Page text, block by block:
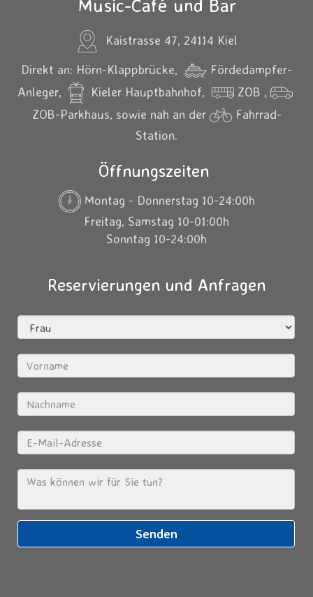
Music-Café und Bar
Kaistrasse 47, 24114 Kiel
Direkt an: Hörn-Klappbrücke,
Fördedampfer-
Anleger,
Kieler Hauptbahnhof,
ZOB ,
ZOB-Parkhaus, sowie nah an der
Fahrrad-
Station.
Öffnungszeiten
Montag - Donnerstag 10-24:00h
Freitag, Samstag 10-01:00h
Sonntag 10-24:00h
Reservierungen und Anfragen